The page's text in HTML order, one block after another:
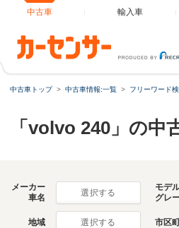
中古車 輸入車
中古車トップ 中古車情報:一覧 フリーワード
「volvo 240」の中
メーカー
車名
選択する
モデ
グレ
地域 選択する 市区